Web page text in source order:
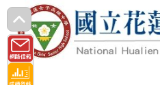
跳
轉
至
主